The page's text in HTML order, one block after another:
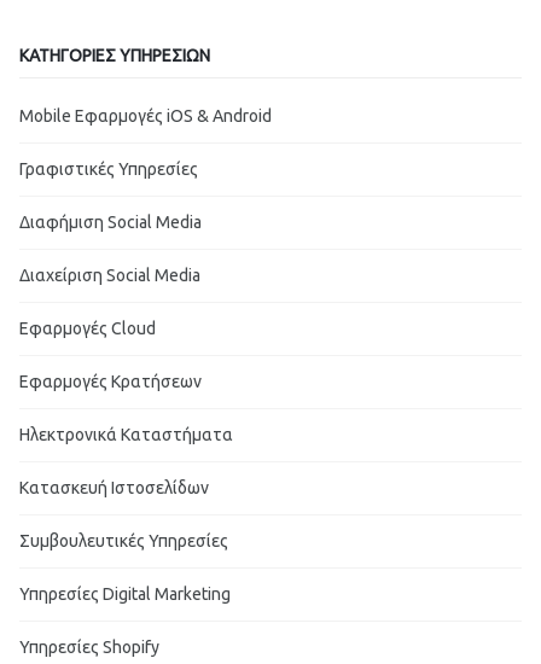
ΚΑΤΗΓΟΡΊΕΣ ΥΠΗΡΕΣΙΏΝ
Mobile Εφαρμογές iOS & Android
Γραφιστικές Υπηρεσίες
Διαφήμιση Social Media
Διαχείριση Social Media
Εφαρμογές Cloud
Εφαρμογές Κρατήσεων
Ηλεκτρονικά Καταστήματα
Κατασκευή Ιστοσελίδων
Συμβουλευτικές Υπηρεσίες
Υπηρεσίες Digital Marketing
Υπηρεσίες Shopify